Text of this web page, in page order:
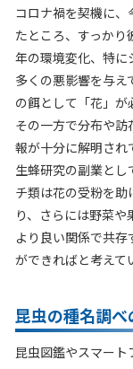
コロナ禍を契機に
たところ、すっか
年の環境変化、特に
多くの悪影響を与
の餌として「花」が
その一方で分布や
報が十分に解明され
生蜂研究の副業と
チ類は花の受粉を
り、さらには野菜
より良い関係で共
ができればと考えて
昆虫の種名調べ
昆虫図鑑やスマー